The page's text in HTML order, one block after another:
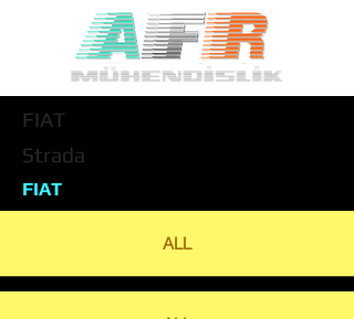
FIAT
Strada
FIAT
ALL